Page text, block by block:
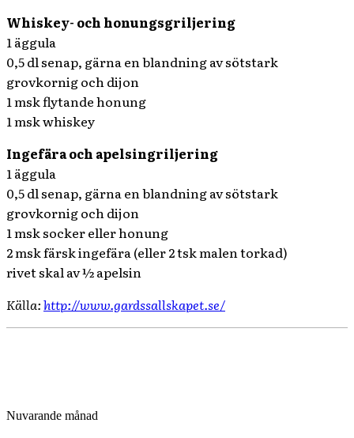
Whiskey- och honungsgriljering
1 äggula
0,5 dl senap, gärna en blandning av sötstark
grovkornig och dijon
1 msk flytande honung
1 msk whiskey
Ingefära och apelsingriljering
1 äggula
0,5 dl senap, gärna en blandning av sötstark
grovkornig och dijon
1 msk socker eller honung
2 msk färsk ingefära (eller 2 tsk malen torkad)
rivet skal av ½ apelsin
Källa:http://www.gardssallskapet.se/
Nuvarande månad